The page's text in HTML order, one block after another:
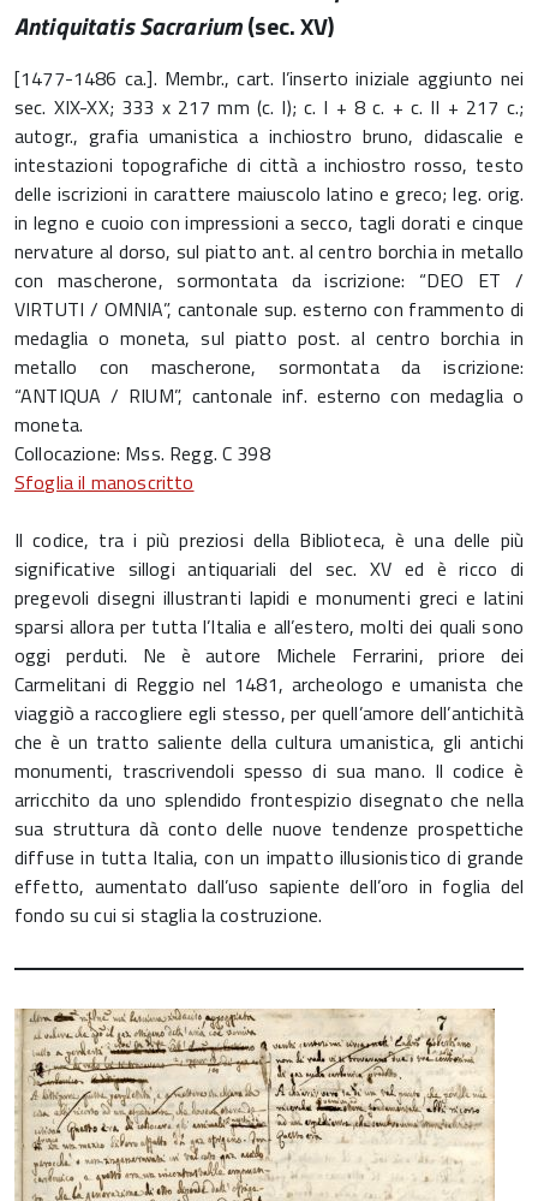
Antiquitatis Sacrarium(sec. XV)
[1477-1486 ca.]. Membr., cart. l’inserto iniziale aggiunto nei
sec. XIX-XX; 333 x 217 mm (c. I); c. I + 8 c. + c. II + 217 c.;
autogr., grafia umanistica a inchiostro bruno, didascalie e
intestazioni topografiche di città a inchiostro rosso, testo
delle iscrizioni in carattere maiuscolo latino e greco; leg. orig.
in legno e cuoio con impressioni a secco, tagli dorati e cinque
nervature al dorso, sul piatto ant. al centro borchia in metallo
con mascherone, sormontata da iscrizione: “DEO ET /
VIRTUTI / OMNIA”, cantonale sup. esterno con frammento di
medaglia o moneta, sul piatto post. al centro borchia in
metallo con mascherone, sormontata da iscrizione:
“ANTIQUA / RIUM”, cantonale inf. esterno con medaglia o
moneta.
Collocazione: Mss. Regg. C 398
Sfoglia il manoscritto
Il codice, tra i più preziosi della Biblioteca, è una delle più
significative sillogi antiquariali del sec. XV ed è ricco di
pregevoli disegni illustranti lapidi e monumenti greci e latini
sparsi allora per tutta l’Italia e all’estero, molti dei quali sono
oggi perduti. Ne è autore Michele Ferrarini, priore dei
Carmelitani di Reggio nel 1481, archeologo e umanista che
viaggiò a raccogliere egli stesso, per quell’amore dell’antichità
che è un tratto saliente della cultura umanistica, gli antichi
monumenti, trascrivendoli spesso di sua mano. Il codice è
arricchito da uno splendido frontespizio disegnato che nella
sua struttura dà conto delle nuove tendenze prospettiche
diffuse in tutta Italia, con un impatto illusionistico di grande
effetto, aumentato dall’uso sapiente dell’oro in foglia del
fondo su cui si staglia la costruzione.